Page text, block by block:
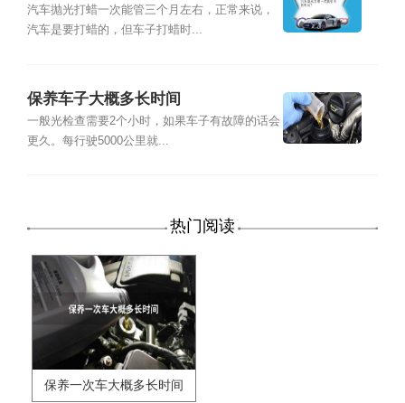
汽车抛光打蜡一次能管三个月左右，正常来说，
汽车是要打蜡的，但车子打蜡时...
保养车子大概多长时间
一般光检查需要2个小时，如果车子有故障的话会
更久。每行驶5000公里就...
热门阅读
保养一次车大概多长时间